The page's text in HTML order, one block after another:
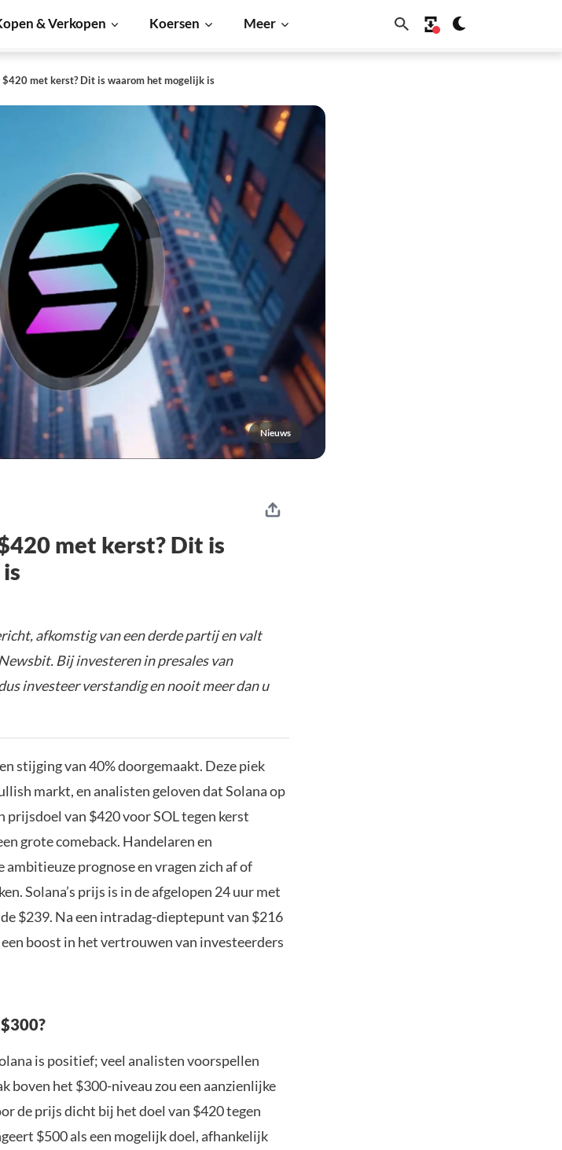
& Verkopen Koersen Meer
$420 met kerst? Dit is waarom het mogelijk is
Nieuws
met kerst? Dit is
afkomstig van een derde partij en valt
Bij investeren in presales van
investeer verstandig en nooit meer dan u
stijging van 40% doorgemaakt. Deze piek
markt, en analisten geloven dat Solana op
van $420 voor SOL tegen kerst
grote comeback. Handelaren en
prognose en vragen zich af of
Solana’s prijs is in de afgelopen 24 uur met
$239. Na een intradag-dieptepunt van $216
boost in het vertrouwen van investeerders
is positief; veel analisten voorspellen
boven het $300-niveau zou een aanzienlijke
de prijs dicht bij het doel van $420 tegen
$500 als een mogelijk doel, afhankelijk